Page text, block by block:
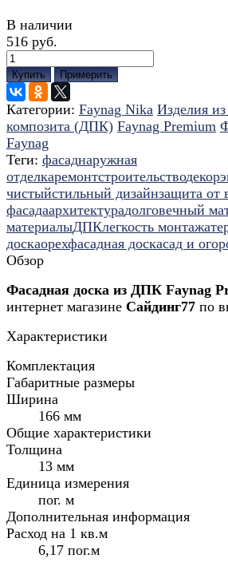
В наличии
516 руб.
Купить Примерить
Категории: Faynag Nika Изделия
композита (ДПК) Faynag Premium
Faynag
Теги: фасаднаружная
отделкаремонтстроительстводекор
чистыйстильный дизайнзащита от
фасадаархитектурадолговечный
материалыДПКлегкость монтажа
доскаорехфасадная доскасад и
Обзор
Фасадная доска из ДПК Faynag
интернет магазине Сайдинг77 по
Характеристики
Комплектация
Габаритные размеры
Ширина
166 мм
Общие характеристики
Толщина
13 мм
Единица измерения
пог. м
Дополнительная информация
Расход на 1 кв.м
6,17 пог.м